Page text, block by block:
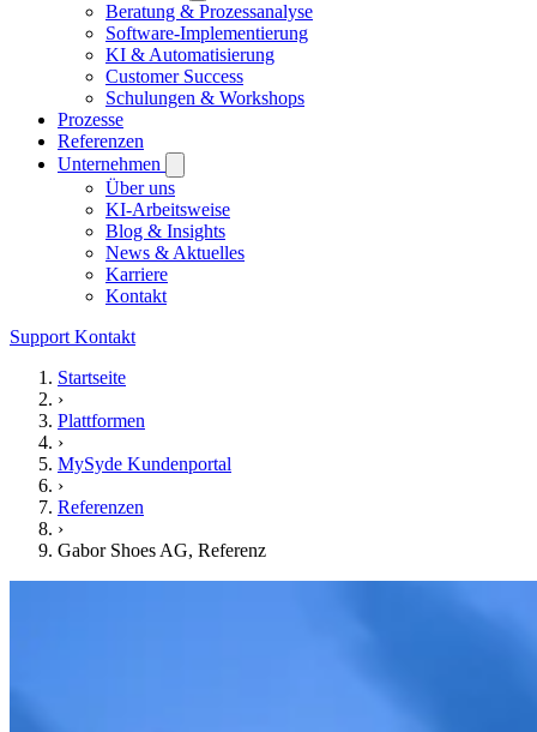
Beratung & Prozessanalyse
Software-Implementierung
KI & Automatisierung
Customer Success
Schulungen & Workshops
Prozesse
Referenzen
Unternehmen
Über uns
KI-Arbeitsweise
Blog & Insights
News & Aktuelles
Karriere
Kontakt
Support Kontakt
Startseite
›
Plattformen
›
MySyde Kundenportal
›
Referenzen
›
Gabor Shoes AG, Referenz